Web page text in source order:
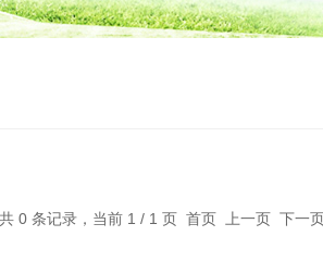
共 0 条记录，当前 1 / 1 页 首页 上一页 下一